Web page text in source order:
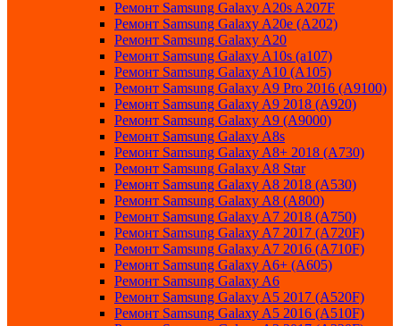
Ремонт Samsung Galaxy A20s A207F
Ремонт Samsung Galaxy A20e (A202)
Ремонт Samsung Galaxy A20
Ремонт Samsung Galaxy A10s (a107)
Ремонт Samsung Galaxy A10 (A105)
Ремонт Samsung Galaxy A9 Pro 2016 (A9100)
Ремонт Samsung Galaxy A9 2018 (A920)
Ремонт Samsung Galaxy A9 (A9000)
Ремонт Samsung Galaxy A8s
Ремонт Samsung Galaxy A8+ 2018 (A730)
Ремонт Samsung Galaxy A8 Star
Ремонт Samsung Galaxy A8 2018 (A530)
Ремонт Samsung Galaxy A8 (A800)
Ремонт Samsung Galaxy A7 2018 (A750)
Ремонт Samsung Galaxy A7 2017 (A720F)
Ремонт Samsung Galaxy A7 2016 (A710F)
Ремонт Samsung Galaxy A6+ (A605)
Ремонт Samsung Galaxy A6
Ремонт Samsung Galaxy A5 2017 (A520F)
Ремонт Samsung Galaxy A5 2016 (A510F)